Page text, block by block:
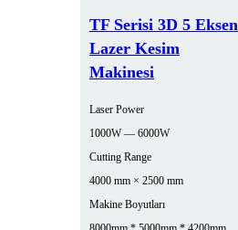
TF Serisi 3D 5 Eksen
Lazer Kesim
Makinesi
Laser Power
1000W — 6000W
Cutting Range
4000 mm × 2500 mm
Makine Boyutları